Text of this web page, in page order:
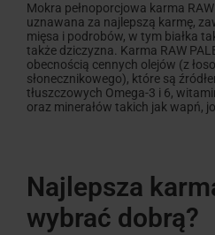
Mokra pełnoporcjowa karma
uznawana za najlepszą karmę,
mięsa i podrobów, w tym białka
także dziczyzna. Karma RAW
obecnością cennych olejów (z
słonecznikowego), które są
tłuszczowych Omega-3 i 6,
oraz minerałów takich jak wapń,
Najlepsza
wybrać dobrą?